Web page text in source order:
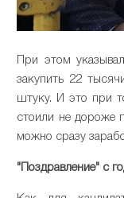
При этом
закупить 22
штуку. И это при
стоили не дороже
можно сразу
"Поздравление" с